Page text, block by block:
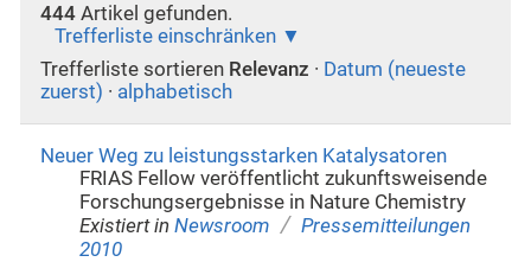
444Artikel gefunden.
Trefferliste einschränken
Trefferliste sortieren Relevanz · Datum (neueste
zuerst) · alphabetisch
Neuer Weg zu leistungsstarken Katalysatoren
FRIAS Fellow veröffentlicht zukunftsweisende
Forschungsergebnisse in Nature Chemistry
Existiert in Newsroom / Pressemitteilungen
2010